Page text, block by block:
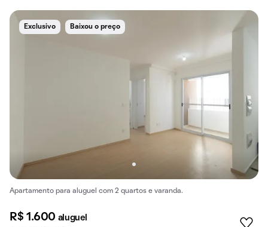
Exclusivo Baixou o preço
Apartamento para aluguel com 2 quartos e varanda.
R$ 1.600 aluguel